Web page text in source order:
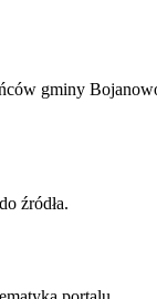
gminy
źródła.